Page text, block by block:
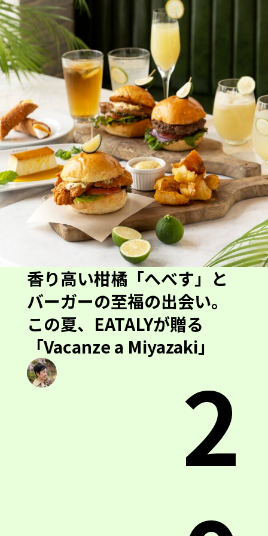
香り高い柑橘「へべす」と
バーガーの至福の出会い。
この夏、EATALYが贈る
「Vacanze a Miyazaki」
2